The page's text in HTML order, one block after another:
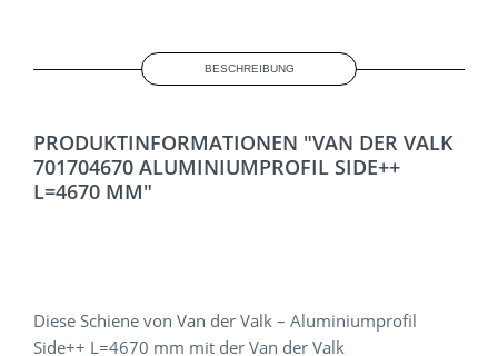
BESCHREIBUNG
PRODUKTINFORMATIONEN "VAN DER VALK
701704670 ALUMINIUMPROFIL SIDE++
L=4670 MM"
Diese Schiene von Van der Valk – Aluminiumprofil
Side++ L=4670 mm mit der Van der Valk